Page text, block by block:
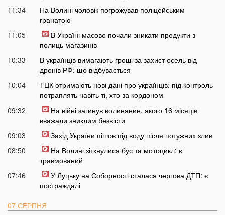
11:34
На Волині чоловік погрожував поліцейським
гранатою
11:05
В Україні масово почали зникати продукти з
полиць магазинів
10:33
В українців вимагають гроші за захист осель від
дронів РФ: що відбувається
10:04
ТЦК отримають нові дані про українців: під контроль
потраплять навіть ті, хто за кордоном
09:32
На війні загинув волинянин, якого 16 місяців
вважали зниклим безвісти
09:03
Захід України пішов під воду після потужних злив
08:50
На Волині зіткнулися бус та мотоцикл: є
травмований
07:46
У Луцьку на Соборності сталася чергова ДТП: є
постраждалі
07 СЕРПНЯ